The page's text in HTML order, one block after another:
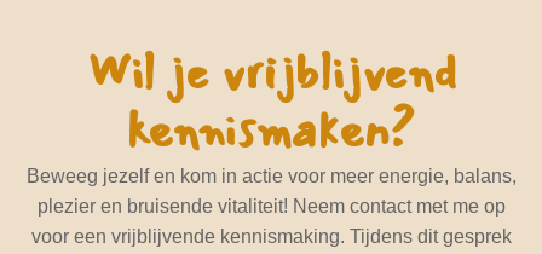
Wil je vrijblijvend
kennismaken?
Beweeg jezelf en kom in actie voor meer energie, balans,
plezier en bruisende vitaliteit! Neem contact met me op
voor een vrijblijvende kennismaking. Tijdens dit gesprek